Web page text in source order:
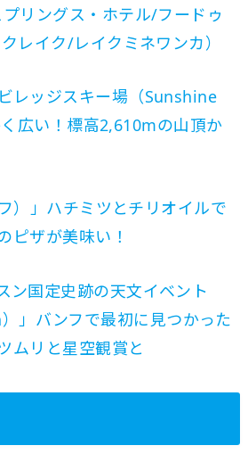
リングス・ホテル/フードゥ
レイク/レイクミネワンカ）
レッジスキー場（Sunshine
広い！標高2,610mの山頂か
）」ハチミツとチリオイルで
ピザが美味い！
ン国定史跡の天文イベント
」バンフで最初に見つかった
ムリと星空観賞と